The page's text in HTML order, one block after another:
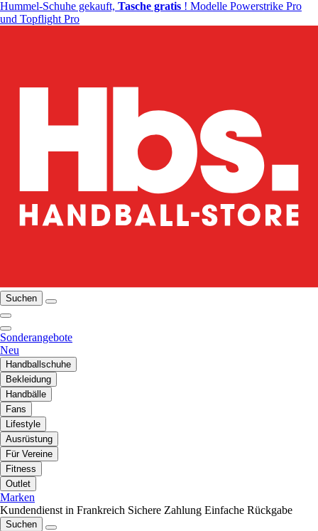
Hummel-Schuhe gekauft, Tasche gratis ! Modelle Powerstrike Pro
und Topflight Pro
Suchen
Sonderangebote
Neu
Handballschuhe
Bekleidung
Handbälle
Fans
Lifestyle
Ausrüstung
Für Vereine
Fitness
Outlet
Marken
Kundendienst in Frankreich Sichere Zahlung Einfache Rückgabe
Suchen